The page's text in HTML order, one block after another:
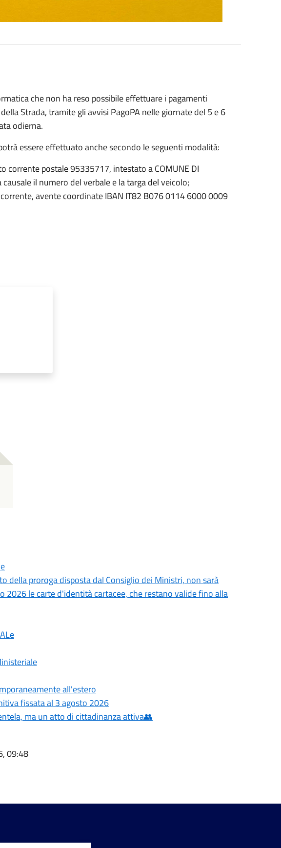
che non ha reso possibile effettuare i pagamenti
Strada, tramite gli avvisi PagoPA nelle giornate del 5 e 6
odierna.
essere effettuato anche secondo le seguenti modalità:
corrente postale 95335717, intestato a COMUNE DI
il numero del verbale e la targa del veicolo;
avente coordinate IBAN IT82 B076 0114 6000 0009
della proroga disposta dal Consiglio dei Ministri, non sarà
2026 le carte d'identità cartacee, che restano valide fino alla
all'estero
fissata al 3 agosto 2026
ma un atto di cittadinanza attiva👥
09:48